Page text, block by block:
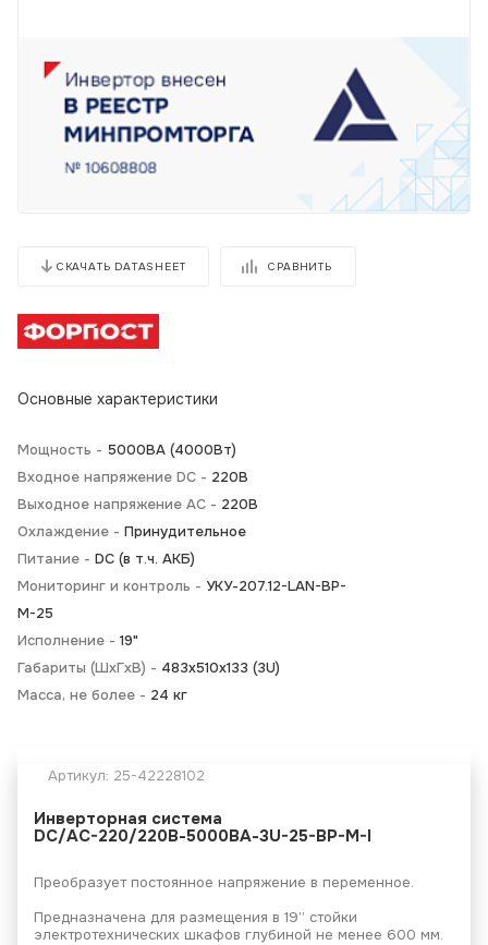
СКАЧАТЬ DATASHEET СРАВНИТЬ
Основные характеристики
Мощность - 5000BA (4000Вт)
Входное напряжение DC - 220В
Выходное напряжение AC - 220В
Охлаждение - Принудительное
Питание - DC (в т.ч. АКБ)
Мониторинг и контроль - УКУ-207.12-LAN-BP-
M-25
Исполнение - 19"
Габариты (ШхГхВ) - 483х510х133 (3U)
Масса, не более - 24 кг
Артикул: 25-42228102
Инверторная система
DC/AC-220/220В-5000ВА-3U-25-BP-M-I
Преобразует постоянное напряжение в переменное.
Предназначена для размещения в 19’’ стойки
электротехнических шкафов глубиной не менее 600 мм.